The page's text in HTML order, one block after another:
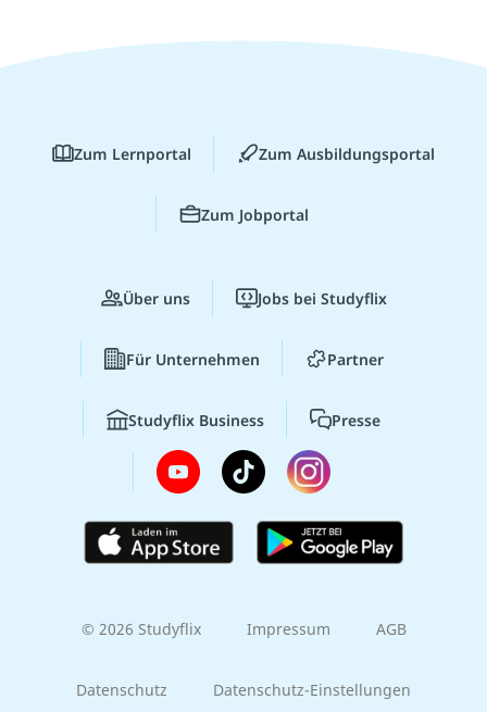
Zum Lernportal Zum Ausbildungsportal
Zum Jobportal
Über uns Jobs bei Studyflix
Für Unternehmen Partner
Studyflix Business Presse
© 2026 Studyflix Impressum AGB
Datenschutz Datenschutz-Einstellungen